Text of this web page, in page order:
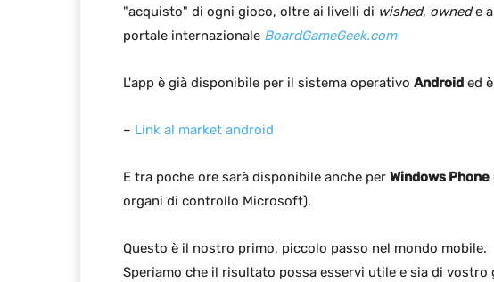
"acquisto" di ogni gioco, oltre ai livelli di wished, ownede
portale internazionale BoardGameGeek.com
L'app è già disponibile per il sistema operativo Android ed
– Link al market android
E tra poche ore sarà disponibile anche per Windows Phone
organi di controllo Microsoft).
Questo è il nostro primo, piccolo passo nel mondo mobile.
Speriamo che il risultato possa esservi utile e sia di vostro